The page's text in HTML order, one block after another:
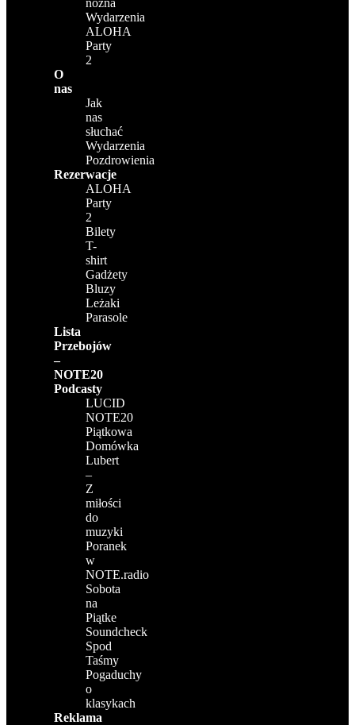
Wydarzenia
ALOHA
Party
2
O
nas
Jak
nas
słuchać
Wydarzenia
Pozdrowienia
Rezerwacje
ALOHA
Party
2
Bilety
T-
shirt
Gadżety
Bluzy
Leżaki
Parasole
Lista
Przebojów
–
NOTE20
Podcasty
LUCID
NOTE20
Piątkowa
Domówka
Lubert
–
Z
miłości
do
muzyki
Poranek
w
NOTE.radio
Sobota
na
Piątke
Soundcheck
Spod
Taśmy
Pogaduchy
o
klasykach
Reklama